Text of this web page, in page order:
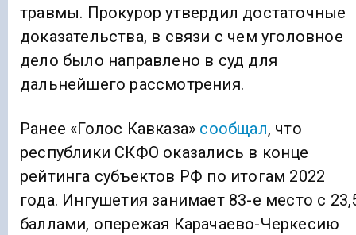
травмы. Прокурор утвердил достаточные
доказательства, в связи с чем уголовное
дело было направлено в суд для
дальнейшего рассмотрения.
Ранее «Голос Кавказа» сообщал, что
республики СКФО оказались в конце
рейтинга субъектов РФ по итогам 2022
года. Ингушетия занимает 83-е место с
баллами, опережая Карачаево-Черкесию